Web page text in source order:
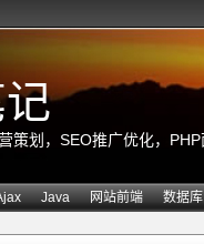
策划，SEO推广优化，
Java 网站前端 数据库